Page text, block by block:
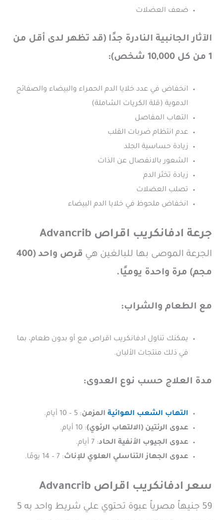
ضعف العضلات
الآثار الجانبية النادرة جدًا (قد تظهر لدى أقل من
1 من كل 10,000 شخص):
انخفاض في عدد خلايا الدم الحمراء والبيضاء والصفائح
الدموية (قلة الكريات الشاملة)
التهاب المفاصل
عدم انتظام ضربات القلب
زيادة حساسية الجلد
الشعور بالانفصال عن الذات
زيادة تخثر الدم
تصلب العضلات
انخفاض ملحوظ في خلايا الدم البيضاء
جرعة ادفانكريب اقراص Advancrib
الجرعة الموصى بها للبالغين هي
قرص واحد (400
مجم) مرة واحدة يوميًا.
مع الطعام والشراب:
يمكنك تناول ادفانكريب اقراص مع أو بدون طعام، بما
في ذلك منتجات الألبان.
مدة العلاج حسب نوع العدوى:
التهاب الشعب الهوائية المزمن: 5 – 10 أيام.
عدوى الرئتين (الالتهاب الرئوي): 10 أيام.
عدوى الجيوب الأنفية الحاد: 7 أيام.
عدوى الجهاز التناسلي العلوي للإناث: 7 – 14 يومًا.
سعر ادفانكريب اقراص Advancrib
59 جنيهاً مصرياً عبوة تحتوي علي شريط واحد به 5